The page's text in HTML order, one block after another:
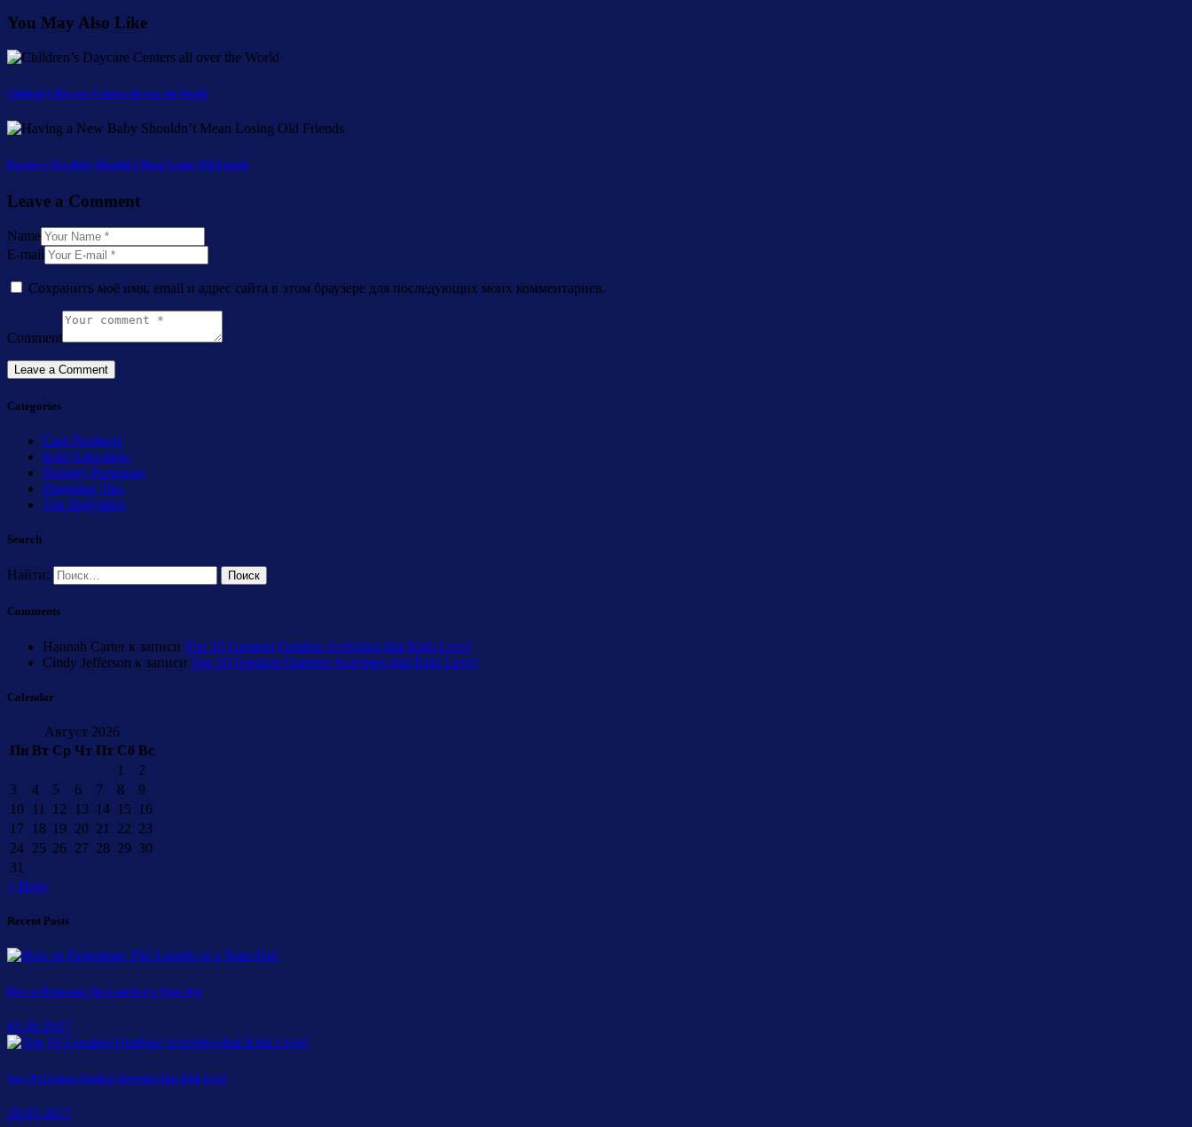
You May Also Like
Children’s Daycare Centers all over the World
Having a New Baby Shouldn’t Mean Losing Old Friends
Leave a Comment
Name
E-mail
Сохранить моё имя, email и адрес сайта в этом браузере для последующих моих комментариев.
Comment
Categories
Care Products
Kids Education
Nursery Programs
Parenting Tips
Top Babyitters
Search
Найти:
Comments
Hannah Carter к записи Top 10 Greatest Outdoor Activities that Kids Love!
Cindy Jefferson к записи Top 10 Greatest Outdoor Activities that Kids Love!
Calendar
Август 2026
Пн Вт Ср Чт Пт Сб Вс
1
2
3
4 5 6 7 8
9
10
11 12 13 14 15 16
17
18 19 20 21 22 23
24 25 26 27 28 29 30
31
« Июн
Recent Posts
How to Determine The Length of a Time-Out
01.06.2017
Top 10 Greatest Outdoor Activities that Kids Love!
28.05.2017